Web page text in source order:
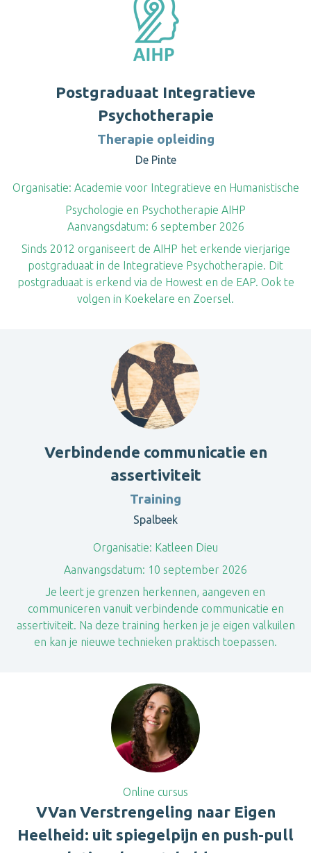
Postgraduaat Integratieve
Psychotherapie
Therapie opleiding
De Pinte
Organisatie: Academie voor Integratieve en Humanistische
Psychologie en Psychotherapie AIHP
Aanvangsdatum: 6 september 2026
Sinds 2012 organiseert de AIHP het erkende vierjarige
postgraduaat in de Integratieve Psychotherapie. Dit
postgraduaat is erkend via de Howest en de EAP. Ook te
volgen in Koekelare en Zoersel.
Verbindende communicatie en
assertiviteit
Training
Spalbeek
Organisatie: Katleen Dieu
Aanvangsdatum: 10 september 2026
Je leert je grenzen herkennen, aangeven en
communiceren vanuit verbindende communicatie en
assertiviteit. Na deze training herken je je eigen valkuilen
en kan je nieuwe technieken praktisch toepassen.
Online cursus
VVan Verstrengeling naar Eigen
Heelheid: uit spiegelpijn en push-pull